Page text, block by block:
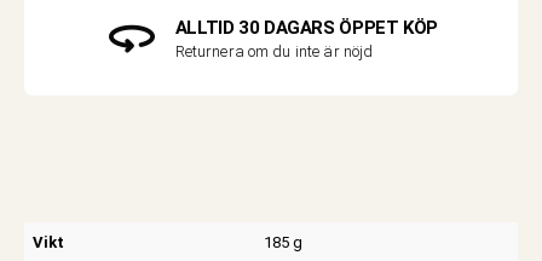
ALLTID 30 DAGARS ÖPPET KÖP
Returnera om du inte är nöjd
Vikt 185 g